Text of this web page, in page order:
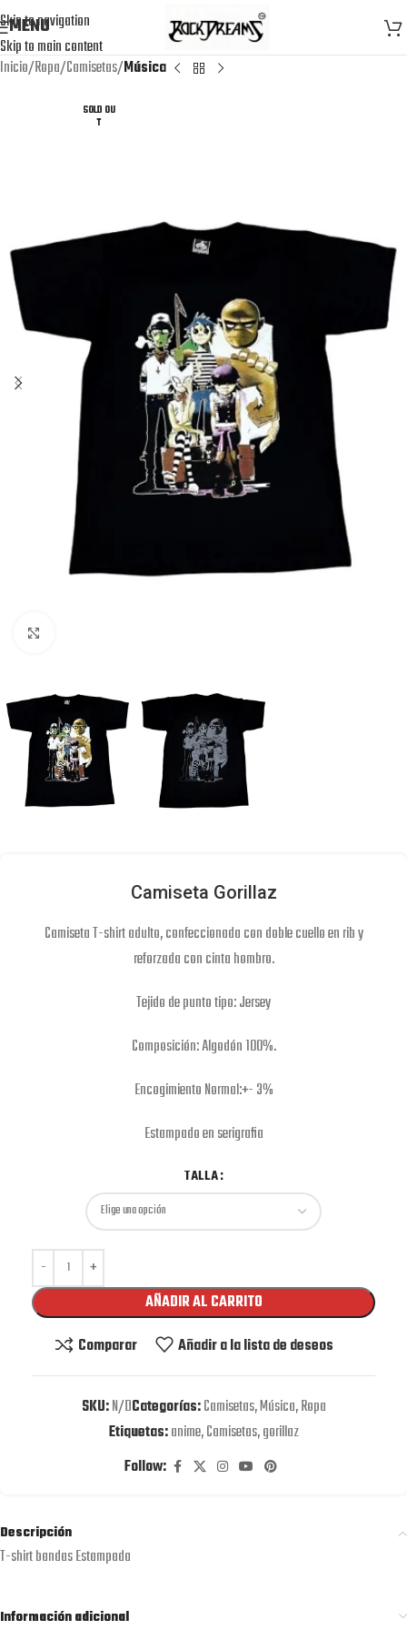
Skip to navigation
Skip to main content
MENU
Inicio Ropa Camisetas Música
SOLD OU
T
Camiseta Gorillaz
Camiseta T-shirt adulto, confeccionada con doble cuello en rib y
reforzada con cinta hombro.
Tejido de punto tipo: Jersey
Composición: Algodón 100%.
Encogimiento Normal:+- 3%
Estampado en serigrafia
TALLA
AÑADIR AL CARRITO
Comparar
Añadir a la lista de deseos
SKU:N/DCategorías:Camisetas,Música,Ropa
Etiquetas:anime,Camisetas,gorillaz
Follow:
Descripción
T-shirt bandas Estampada
Información adicional